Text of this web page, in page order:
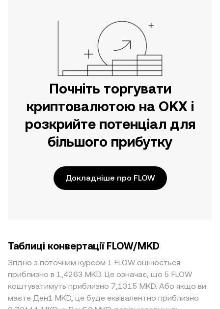
Почніть торгувати
криптовалютою на OKX і
розкрийте потенціал для
більшого прибутку
Докладніше про FLOW
Таблиці конвертації FLOW/MKD
Згідно з поточним курсом 1 FLOW оцінюється
приблизно в 1,4263 MKD. Це означає, що 5 FLOW
коштуватимуть приблизно 7,1315 MKD. Або якщо ви
маєте Ден1 MKD, це буде еквівалентно приблизно